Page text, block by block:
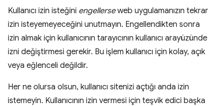
Kullanıcı izin isteğini engellerseweb uygulamanızın tekrar
izin isteyemeyeceğini unutmayın. Engellendikten sonra
izin almak için kullanıcının tarayıcının kullanıcı arayüzünde
izni değiştirmesi gerekir. Bu işlem kullanıcı için kolay, açık
veya eğlenceli değildir.
Her ne olursa olsun, kullanıcı sitenizi açtığı anda izin
istemeyin. Kullanıcının izin vermesi için teşvik edici başka